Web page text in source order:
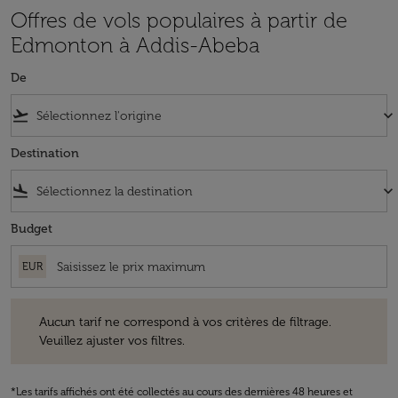
Offres de vols populaires à partir de
Edmonton à Addis-Abeba
De
flight_takeoff keyboard_arrow_down
Destination
flight_land keyboard_arrow_down
Budget
EUR
Aucun tarif ne correspond à vos critères de filtrage.
Veuillez ajuster vos filtres.
*Les tarifs affichés ont été collectés au cours des dernières 48 heures et